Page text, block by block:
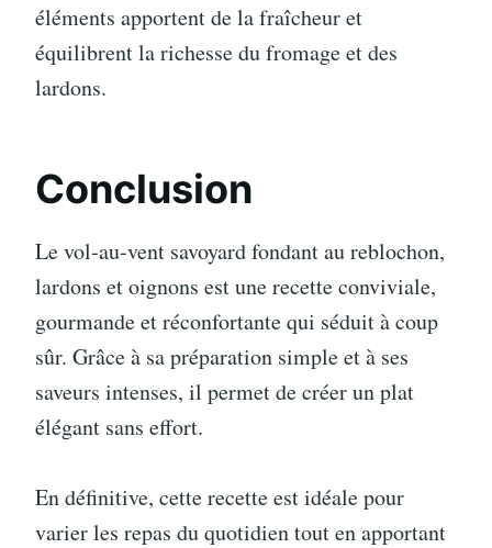
éléments apportent de la fraîcheur et
équilibrent la richesse du fromage et des
lardons.
Conclusion
Le vol-au-vent savoyard fondant au reblochon,
lardons et oignons est une recette conviviale,
gourmande et réconfortante qui séduit à coup
sûr. Grâce à sa préparation simple et à ses
saveurs intenses, il permet de créer un plat
élégant sans effort.
En définitive, cette recette est idéale pour
varier les repas du quotidien tout en apportant